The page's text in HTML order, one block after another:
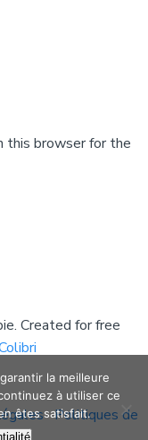
this browser for the
Created for free
Politiques de
la meilleure
à utiliser ce
êtes satisfait.